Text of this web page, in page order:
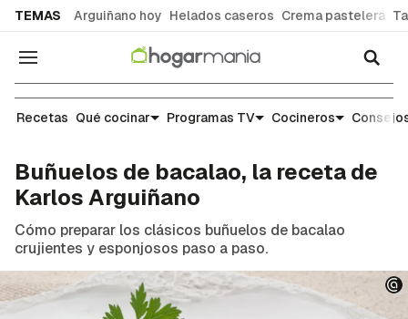
TEMAS Arguiñano hoy Helados caseros Crema pastelera
Navegación
Recetas
Recetas Qué cocinar Programas TV Cocineros
Buñuelos de bacalao, la receta de
Karlos Arguiñano
Cómo preparar los clásicos buñuelos de bacalao
crujientes y esponjosos paso a paso.